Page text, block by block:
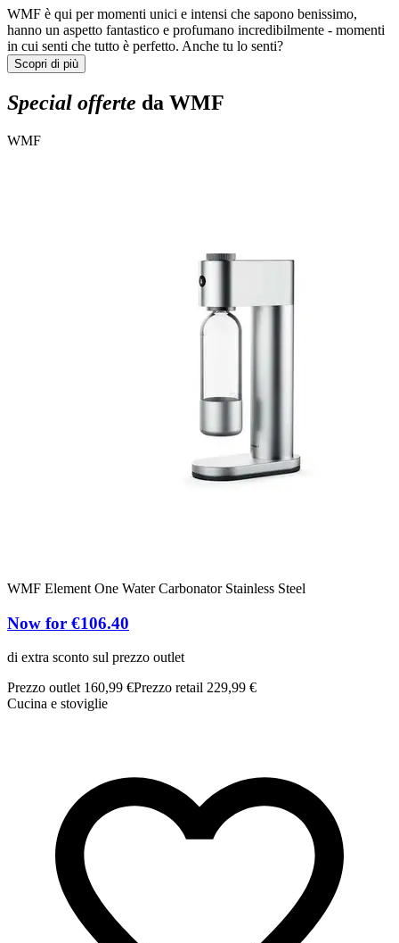
WMF è qui per momenti unici e intensi che sapono benissimo,
hanno un aspetto fantastico e profumano incredibilmente - momenti
in cui senti che tutto è perfetto. Anche tu lo senti?
Scopri di più
Special offerte da WMF
WMF
WMF Element One Water Carbonator Stainless Steel
Now for €106.40
di extra sconto sul prezzo outlet
Prezzo outlet 160,99 €Prezzo retail 229,99 €
Cucina e stoviglie